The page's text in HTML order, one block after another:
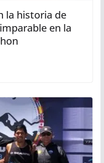
la historia de
en la